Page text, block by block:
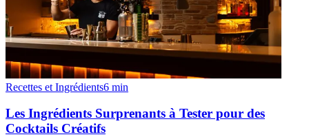
Recettes et Ingrédients6 min
Les Ingrédients Surprenants à Tester pour des
Cocktails Créatifs